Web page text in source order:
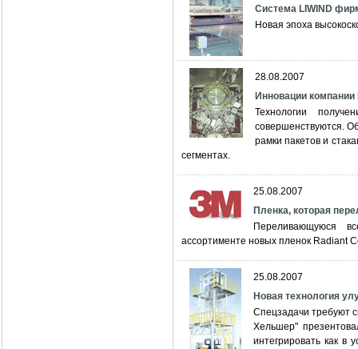
Система LIWIND
Новая эпоха
28.08.2007
Инновации компании
Технологии
совершенствуются.
рамки пакетов и
сегментах.
25.08.2007
Пленка, которая
Переливающуюся
ассортименте новых пленок Radiant
25.08.2007
Новая технология
Спецзадачи требуют
Хельшер"
интегрировать как в